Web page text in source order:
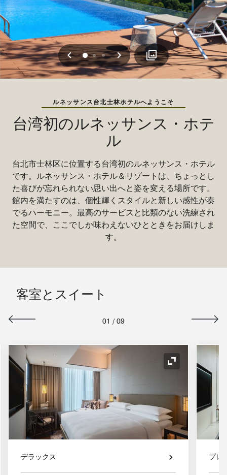
戻る
012 次へ
ルネッサンス台北士林ホテルへようこそ
台湾初のルネッサンス・ホテ
ル
台北市士林区に位置する台湾初のルネッサンス・ホテル
です。ルネッサンス・ホテル＆リゾートは、ちょっとし
た喜びが忘れられない思い出へと姿を変える場所です。
館内を満たすのは、個性輝くスタイルと新しい感性が奏
でるハーモニー。最高のサービスと比類のない洗練され
た空間で、ここでしか味わえないひとときをお届けしま
す。
客室とスイート
01 / 09
ンの拡大 アイコンの拡
デラックス プレ